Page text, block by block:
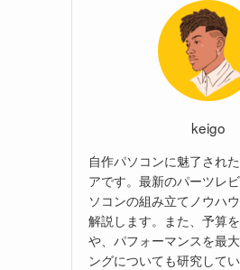
keigo
自作パソコンに魅了され
アです。最新のパーツレ
ソコンの組み立てノウハ
解説します。また、予算
や、パフォーマンスを最
ングについても研究してい